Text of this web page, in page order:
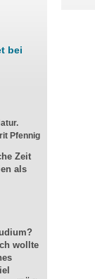
bei
Pfennig
Zeit
als
wollte